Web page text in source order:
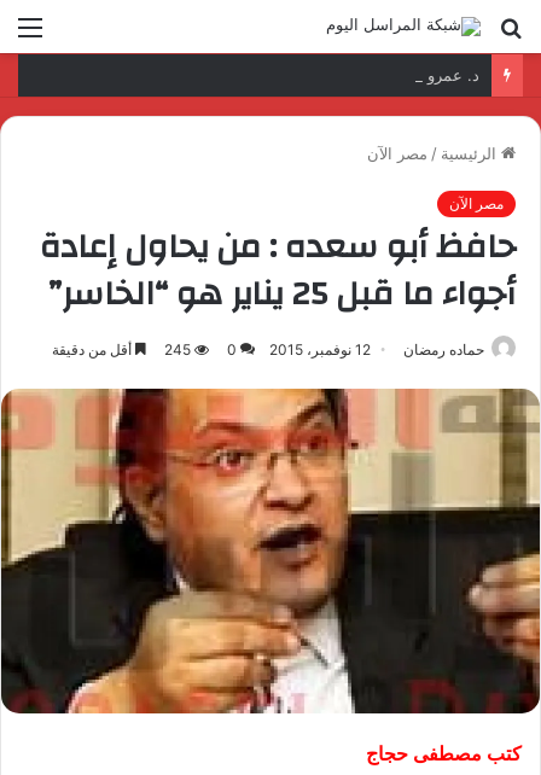
بحث
عن
الرئيسية / مصر الآن
مصر الآن
حافظ أبو سعده : من يحاول إعادة
أجواء ما قبل 25 يناير هو “الخاسر”
حماده رمضان 12 نوفمبر، 2015 0
245 أقل من دقيقة
كتب مصطفى حجاج